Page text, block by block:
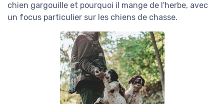
chien gargouille et pourquoi il mange de l'herbe, avec
un focus particulier sur les chiens de chasse.